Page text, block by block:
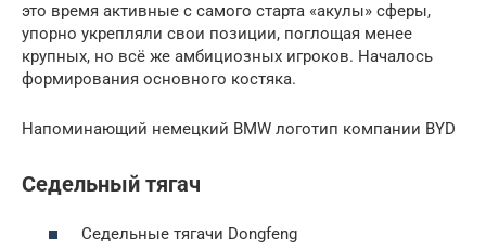
это время активные с самого старта «акулы» сферы,
упорно укрепляли свои позиции, поглощая менее
крупных, но всё же амбициозных игроков. Началось
формирования основного костяка.
Напоминающий немецкий BMW логотип компании BYD
Седельный тягач
Седельные тягачи Dongfeng